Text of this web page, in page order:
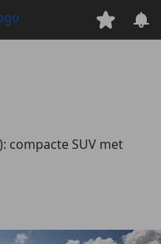
compacte SUV met